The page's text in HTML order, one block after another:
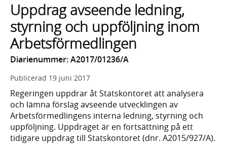
lista
med
sökförslag
Uppdrag avseende ledning,
styrning och uppföljning inom
Arbetsförmedlingen
Diarienummer: A2017/01236/A
Publicerad 19 juni 2017
Regeringen uppdrar åt Statskontoret att analysera
och lämna förslag avseende utvecklingen av
Arbetsförmedlingens interna ledning, styrning och
uppföljning. Uppdraget är en fortsättning på ett
tidigare uppdrag till Statskontoret (dnr. A2015/927/A).